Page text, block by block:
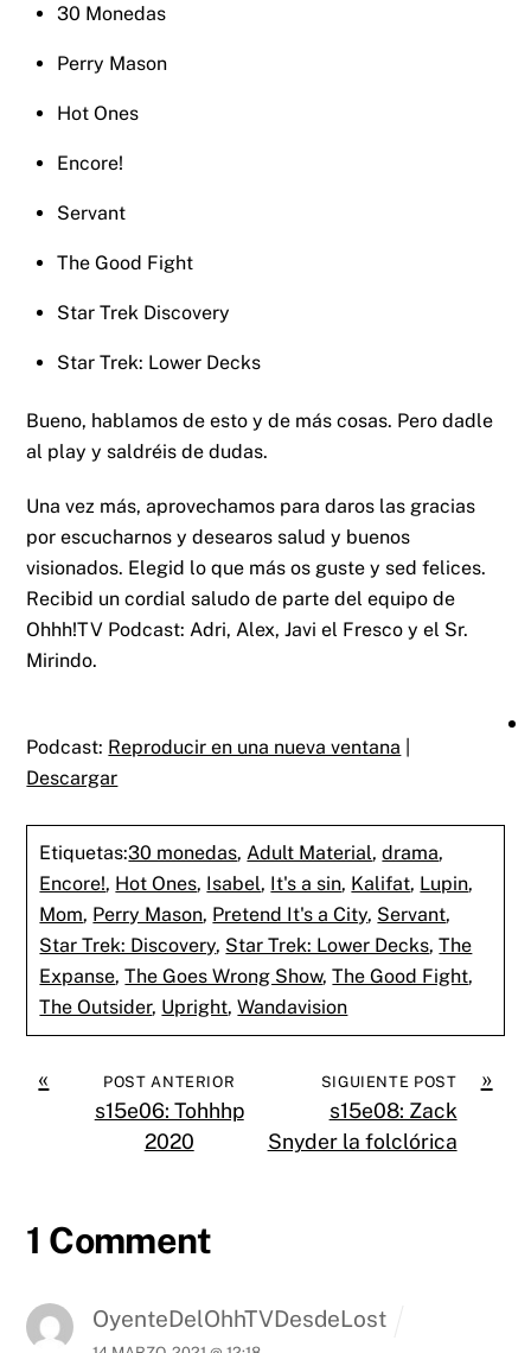
30 Monedas
Perry Mason
Hot Ones
Encore!
Servant
The Good Fight
Star Trek Discovery
Star Trek: Lower Decks
Bueno, hablamos de esto y de más cosas. Pero dadle
al play y saldréis de dudas.
Una vez más, aprovechamos para daros las gracias
por escucharnos y desearos salud y buenos
visionados. Elegid lo que más os guste y sed felices.
Recibid un cordial saludo de parte del equipo de
Ohhh!TV Podcast: Adri, Alex, Javi el Fresco y el Sr.
Mirindo.
Podcast: Reproducir en una nueva ventana
Descargar
Etiquetas:30 monedas,Adult Material,drama,
Encore!, Hot Ones, Isabel, It's a sin, Kalifat, Lupin,
Mom, Perry Mason, Pretend It's a City, Servant,
Star Trek: Discovery, Star Trek: Lower Decks,The
Expanse,The Goes Wrong Show,The Good Fight,
The Outsider, Upright,Wandavision
« POST ANTERIOR
s15e06: Tohhhp
2020
»
SIGUIENTE POST
s15e08: Zack
Snyder la folclórica
1 Comment
OyenteDelOhhTVDesdeLost